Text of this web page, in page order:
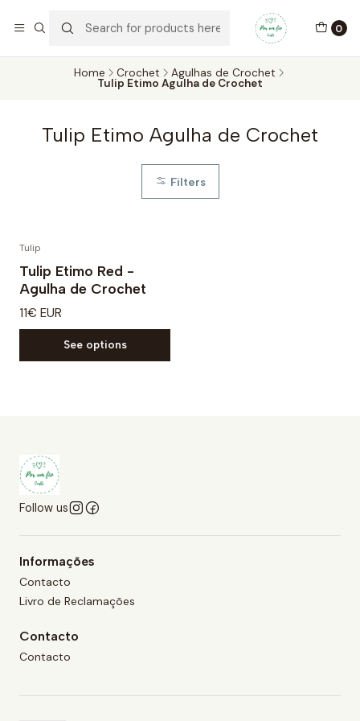
0
No concelho de Oeiras a entrega pode ser feita em mãos.
Home Crochet Agulhas de Crochet
Tulip Etimo Agulha de Crochet
Tulip Etimo Agulha de Crochet
Filters
Tulip
Tulip Etimo Red -
Agulha de Crochet
11€ EUR
See options
Follow us
Informações
Contacto
Livro de Reclamações
Contacto
Contacto